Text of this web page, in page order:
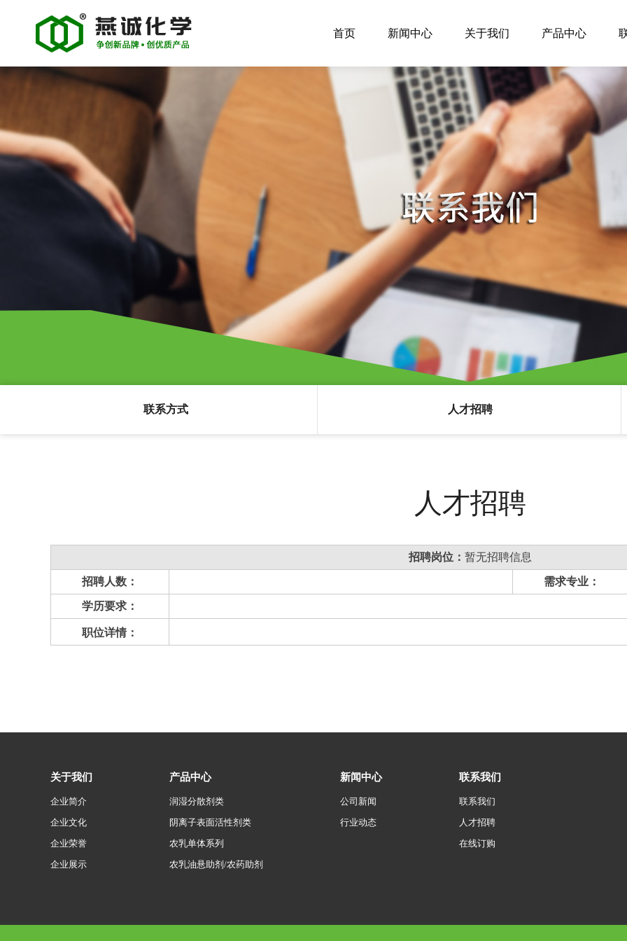
首页 新闻中心 关于我们 产品中心
联系方式 人才招聘
人才招聘
招聘岗位： 暂无招聘信息
招聘人数： 需求专业：
学历要求：
职位详情：
关于我们
企业简介
企业文化
企业荣誉
企业展示
产品中心
润湿分散剂类
阴离子表面活性剂类
农乳单体系列
农乳油悬助剂/农药助剂
新闻中心
公司新闻
行业动态
联系我们
联系我们
人才招聘
在线订购